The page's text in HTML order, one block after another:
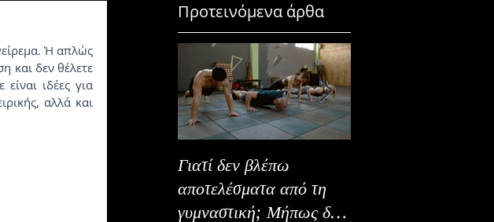
Ή απλώς
και δεν θέλετε
ιδέες για
αλλά και
Προτεινόμενα άρθα
Γιατί δεν βλέπω
αποτελέσματα από τη
γυμναστική; Μήπως δεν